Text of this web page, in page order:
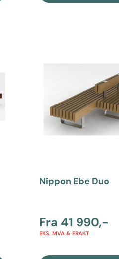
Nippon Ebe Duo
Fra 41 990,-
EKS. MVA & FRAKT